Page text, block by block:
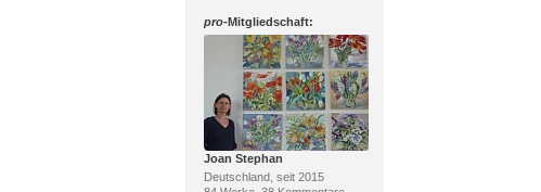
pro-Mitgliedschaft:
Joan Stephan
Deutschland, seit 2015